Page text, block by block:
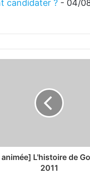
candidater ? - 04/
L'histoire de
2011